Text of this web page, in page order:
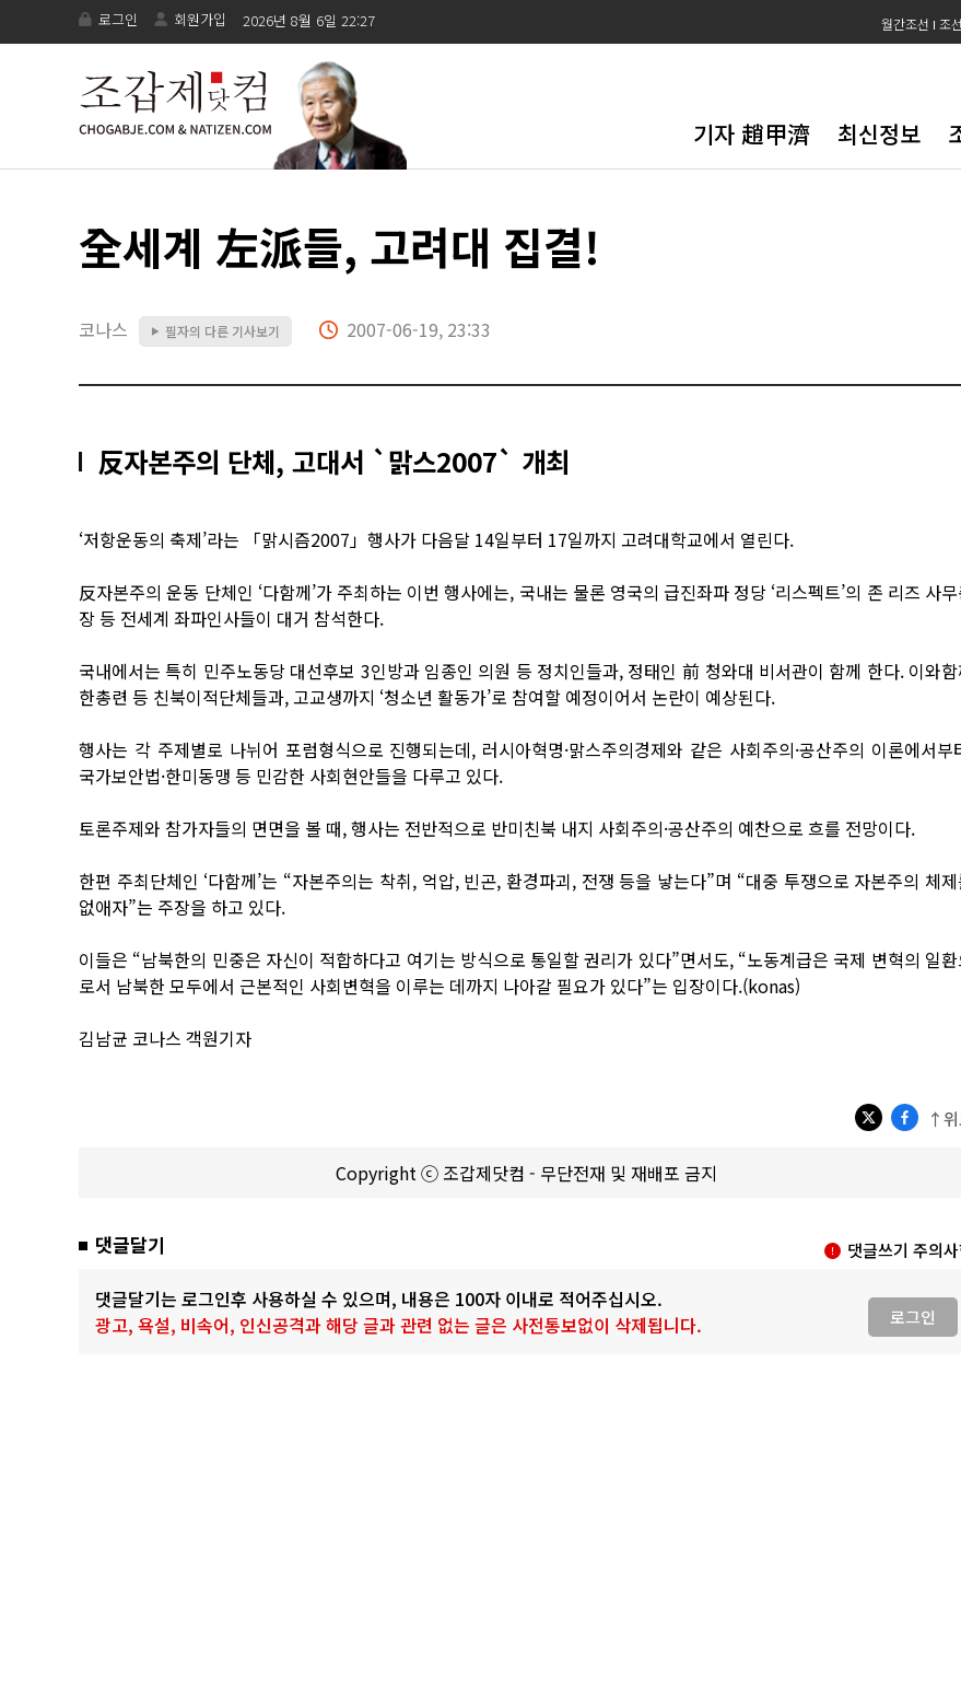
로그인 회원가입 2026년 8월 6일 22:27 월간조선 조
기자 趙甲濟 최신정보
全세계 左派들, 고려대 집결!
코나스 ▶ 필자의 다른 기사보기 2007-06-19, 23:33
反자본주의 단체, 고대서 `맑스2007` 개최
‘저항운동의 축제’라는 「맑시즘2007」행사가 다음달 14일부터 17일까지 고려대학교에서 열린다.
反자본주의 운동 단체인 ‘다함께’가 주최하는 이번 행사에는, 국내는 물론 영국의 급진좌파 정당 ‘리스펙트’의 존 리즈 사
장 등 전세계 좌파인사들이 대거 참석한다.
국내에서는 특히 민주노동당 대선후보 3인방과 임종인 의원 등 정치인들과, 정태인 前 청와대 비서관이 함께 한다. 이와
한총련 등 친북이적단체들과, 고교생까지 ‘청소년 활동가’로 참여할 예정이어서 논란이 예상된다.
행사는 각 주제별로 나뉘어 포럼형식으로 진행되는데, 러시아혁명·맑스주의경제와 같은 사회주의·공산주의 이론에서부
국가보안법·한미동맹 등 민감한 사회현안들을 다루고 있다.
토론주제와 참가자들의 면면을 볼 때, 행사는 전반적으로 반미친북 내지 사회주의·공산주의 예찬으로 흐를 전망이다.
한편 주최단체인 ‘다함께’는 “자본주의는 착취, 억압, 빈곤, 환경파괴, 전쟁 등을 낳는다”며 “대중 투쟁으로 자본주의 체
없애자”는 주장을 하고 있다.
이들은 “남북한의 민중은 자신이 적합하다고 여기는 방식으로 통일할 권리가 있다”면서도, “노동계급은 국제 변혁의 일
로서 남북한 모두에서 근본적인 사회변혁을 이루는 데까지 나아갈 필요가 있다”는 입장이다.(konas)
김남균 코나스 객원기자
↑위
Copyright ⓒ 조갑제닷컴 - 무단전재 및 재배포 금지
댓글달기 댓글쓰기 주의
댓글달기는 로그인후 사용하실 수 있으며, 내용은 100자 이내로 적어주십시오.
광고, 욕설, 비속어, 인신공격과 해당 글과 관련 없는 글은 사전통보없이 삭제됩니다.
로그인